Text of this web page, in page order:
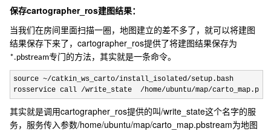
保存cartographer_ros建图结果：
当我们在房间里面扫描一圈，地图建立的差不多了，就可以将建图
结果保存下来了，cartographer_ros提供了将建图结果保存为
*.pbstream专门的方法，其实就是一条命令。
source ~/catkin_ws_carto/install_isolated/setup.bash
rosservice call /write_state  /home/ubuntu/map/
其实就是调用cartographer_ros提供的叫/write_state这个名字的服
务，服务传入参数/home/ubuntu/map/carto_map.pbstream为地图